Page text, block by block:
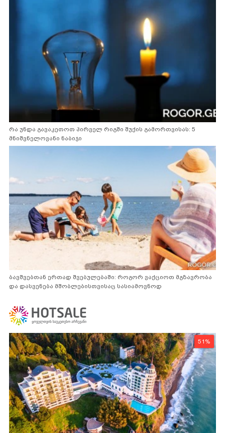
რა უნდა გავაკეთოთ პირველ რიგში შუქის გამორთვისას: 5
მნიშვნელოვანი ნაბიჯი
ბავშვებთან ერთად შვებულებაში: როგორ ვაქციოთ მგზავრობა
და დასვენება მშობლებისთვისაც სასიამოვნოდ
51%